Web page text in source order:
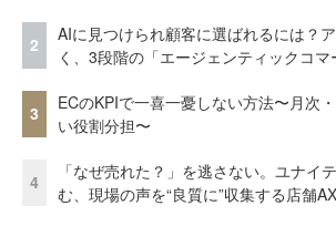
2
AIに見つけられ顧客に選ばれるには？
く、3段階の「エージェンティックコ
3
ECのKPIで一喜一憂しない方法〜月次
い役割分担〜
4
「なぜ売れた？」を逃さない。ユナイ
む、現場の声を“良質に”収集する店舗AX